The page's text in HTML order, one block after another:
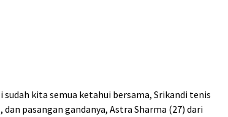
kita semua ketahui bersama, Srikandi tenis
pasangan gandanya, Astra Sharma (27) dari